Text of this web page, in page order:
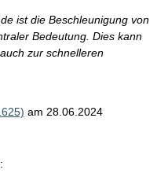
ist die Beschleunigung von
Bedeutung. Dies kann
zur schnelleren
am 28.06.2024